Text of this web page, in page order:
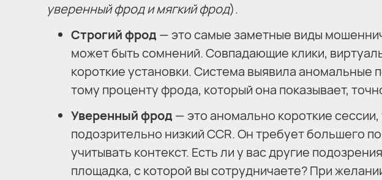
уверенный фрод и мягкий фрод).
Строгий фрод — это самые заметные виды
может быть сомнений. Совпадающие клики,
короткие установки. Система выявила аномальные
тому проценту фрода, который она показывает,
Уверенный фрод — это аномально короткие сессии,
подозрительно низкий CCR. Он требует большего
учитывать контекст. Есть ли у вас другие
площадка, с которой вы сотрудничаете? При